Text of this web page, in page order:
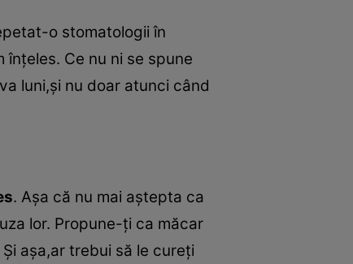
o stomatologii în
Ce nu ni se spune
luni,şi nu doar atunci când
. Aşa că nu mai aştepta ca
lor. Propune-ţi ca măcar
aşa,ar trebui să le cureţi